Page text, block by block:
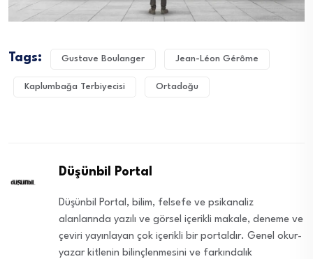
Tags: Gustave Boulanger Jean-Léon Gérôme
Kaplumbağa Terbiyecisi Ortadoğu
Düşünbil Portal
Düşünbil Portal, bilim, felsefe ve psikanaliz
alanlarında yazılı ve görsel içerikli makale, deneme ve
çeviri yayınlayan çok içerikli bir portaldır. Genel okur-
yazar kitlenin bilinçlenmesini ve farkındalık